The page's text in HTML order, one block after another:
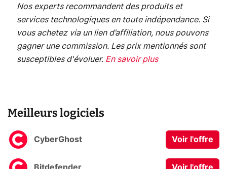
Nos experts recommandent des produits et
services technologiques en toute indépendance. Si
vous achetez via un lien d’affiliation, nous pouvons
gagner une commission. Les prix mentionnés sont
susceptibles d'évoluer. En savoir plus
Meilleurs logiciels
CyberGhost Voir l'offre